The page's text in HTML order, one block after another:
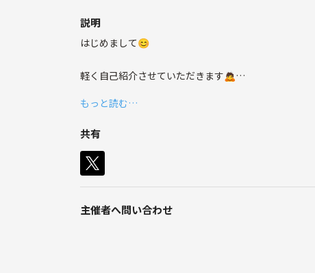
最近はスポーツするのも好きで、
一緒にスポーツしてくれる
よろしくお願いしま〜す🙇
説明
はじめまして😊
軽く自己紹介させていただきます🙇
西宮住み、26歳の野球、プロレス、お笑い、映画好きの
まさしです。
今回グランドを借りて、
野球することが決まりました💕
もっと読む…
共有
主催者へ問い合わせ